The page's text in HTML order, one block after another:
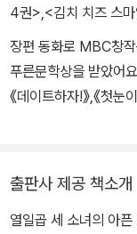
4권> <김치 치즈 스
장편 동화로 MBC창
푸른문학상을 받았어
《데이트하자!》,《첫눈
출판사 제공 책소개
열일곱 세 소녀의 아